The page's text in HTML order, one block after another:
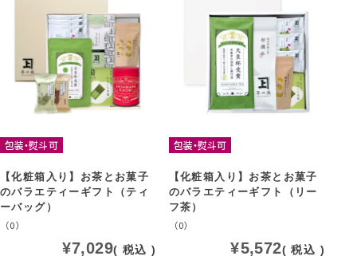
包装・熨斗可
【化粧箱入り】お茶とお菓子
のバラエティーギフト（ティ
ーバッグ）
（0）
¥7,029 税込
包装・熨斗可
【化粧箱入り】お茶とお菓子
のバラエティーギフト（リー
フ茶）
（0）
¥5,572 税込